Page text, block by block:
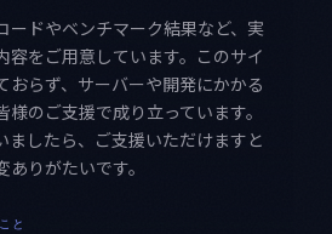
ードやベンチマーク結果など、実
容をご用意しています。このサイ
おらず、サーバーや開発にかかる
のご支援で成り立っています。
ましたら、ご支援いただけますと
ありがたいです。
と